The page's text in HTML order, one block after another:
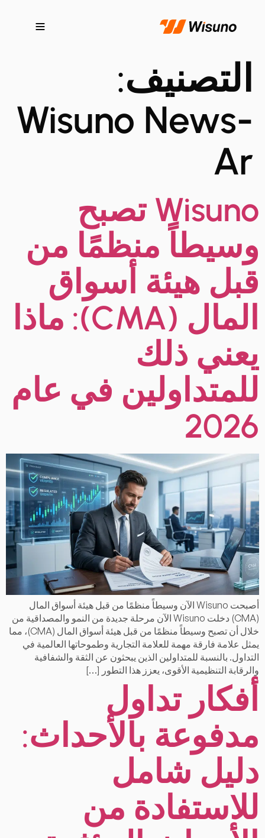
التصنيف:
Wisuno News-
Ar
Wisuno تصبح
وسيطاً منظمًا من
قبل هيئة أسواق
المال (CMA): ماذا
يعني ذلك
للمتداولين في عام
2026
أصبحت Wisuno الآن وسيطاً منظمًا من قبل هيئة أسواق المال
(CMA) دخلت Wisuno الآن مرحلة جديدة من النمو والمصداقية من
خلال أن تصبح وسيطاً منظمًا من قبل هيئة أسواق المال (CMA)، مما
يمثل علامة فارقة مهمة للعلامة التجارية وطموحاتها العالمية في
التداول. بالنسبة للمتداولين الذين يبحثون عن الثقة والشفافية
والرقابة التنظيمية الأقوى، يعزز هذا التطور […]
أفكار تداول
مدفوعة بالأحداث:
دليل شامل
للاستفادة من